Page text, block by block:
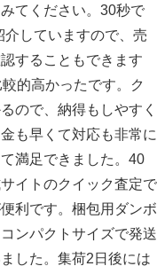
てください。30秒で
していますので、売
することもできます
的高かったです。ク
ので、納得もしやすく
も早くて対応も非常に
満足できました。40
イトのクイック査定で
利です。梱包用ダンボ
ンパクトサイズで発送
した。集荷2日後には